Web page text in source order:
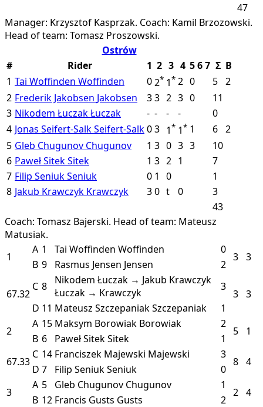
47
Manager: Krzysztof Kasprzak. Coach: Kamil Brzozowski.
Head of team: Tomasz Proszowski.
Ostrów
#
Rider 1 2 3 4 567 Σ B
1 Tai Woffinden Woffinden 02* 1* 2 0 5 2
2 Frederik Jakobsen Jakobsen 33 2 3 0
11
3 Nikodem ŁuczakŁuczak - - - -
0
4 Jonas Seifert-SalkSeifert-Salk03 1* 1* 1 6 2
5 Gleb Chugunov Chugunov 1 3 0 3 3
10
6 Paweł SitekSitek 1 3 2 1
7
7 Filip SeniukSeniuk 0 1 0
1
8 Jakub Krawczyk Krawczyk 30 t 0
3
43
Coach: Tomasz Bajerski. Head of team: Mateusz
Matusiak.
1
A 1 Tai Woffinden Woffinden 0
3 3
B 9 Rasmus Jensen Jensen 2
67.32
C 8
Nikodem Łuczak → Jakub Krawczyk
Łuczak → Krawczyk
3
3 3
D 11 Mateusz SzczepaniakSzczepaniak
1
2
A 15 Maksym Borowiak Borowiak 2
5 1
B 6 Paweł SitekSitek
1
67.33
C 14 Franciszek Majewski Majewski 3
8 4
D 7 Filip SeniukSeniuk
0
3
A 5 Gleb Chugunov Chugunov 1
2 4
B 12 Francis Gusts Gusts
2